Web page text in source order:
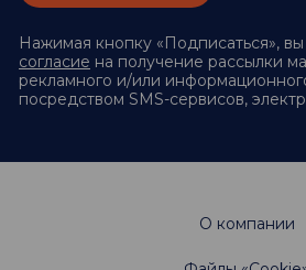
Нажимая кнопку «Подписаться»,
согласие на получение рассылки
рекламного и/или
посредством SMS-сервисов,
О компании